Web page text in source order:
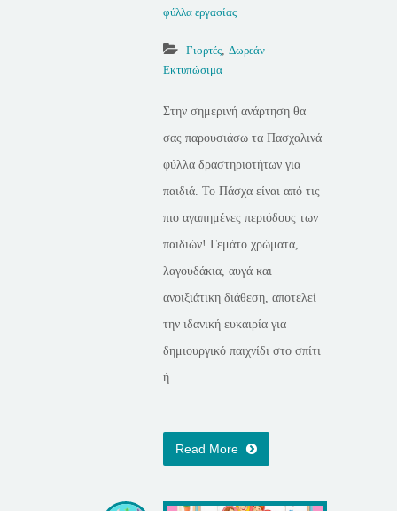
φύλλα εργασίας
Γιορτές Δωρεάν
Εκτυπώσιμα
Στην σημερινή ανάρτηση θα
σας παρουσιάσω τα Πασχαλινά
φύλλα δραστηριοτήτων για
παιδιά. Το Πάσχα είναι από τις
πιο αγαπημένες περιόδους των
παιδιών! Γεμάτο χρώματα,
λαγουδάκια, αυγά και
ανοιξιάτικη διάθεση, αποτελεί
την ιδανική ευκαιρία για
δημιουργικό παιχνίδι στο σπίτι
ή...
Read More